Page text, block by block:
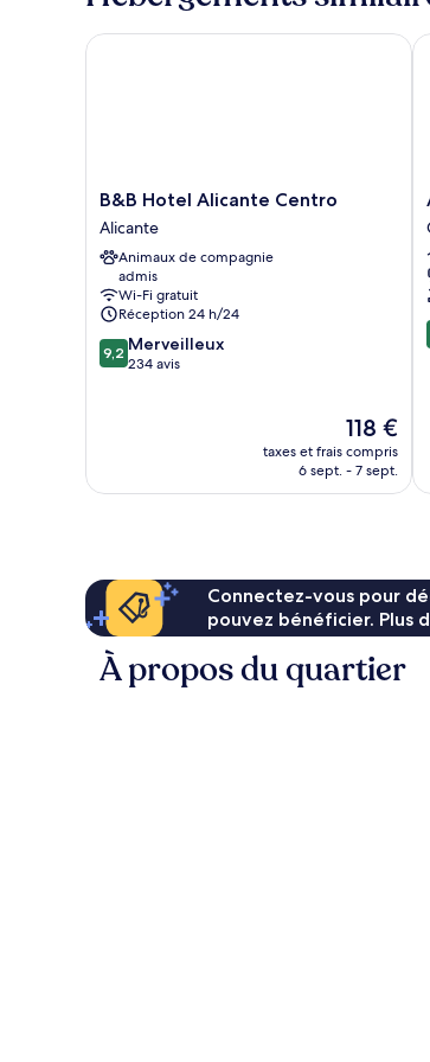
Chambre
B&B
Hotel
Alicante
Centro
Alicante
B&B Hotel Alicante Centro
Alicante
Animaux de compagnie
admis
Wi-Fi gratuit
Réception 24 h/24
9.2
sur
9,2 Merveilleux
234 avis
Le
nouveau
prix
118 €
taxes et frais compris
6 sept. - 7 sept.
B&B Hotel Alicante Centro
Connectez-vous pour
pouvez bénéficier. Plus
À propos du quartier